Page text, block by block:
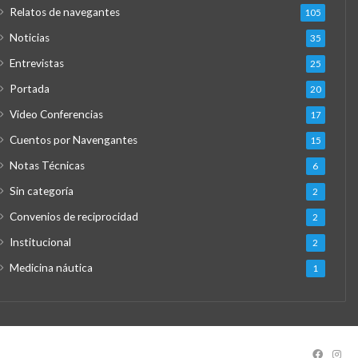
Relatos de navegantes 105
Noticias 35
Entrevistas 25
Portada 20
Video Conferencias 17
Cuentos por Navengantes 15
Notas Técnicas 6
Sin categoría 2
Convenios de reciprocidad 2
Institucional 2
Medicina náutica 1